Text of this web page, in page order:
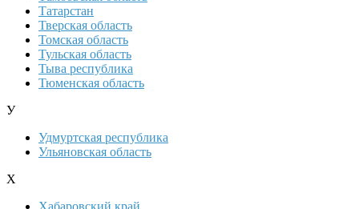
Татарстан
Тверская область
Томская область
Тульская область
Тыва республика
Тюменская область
У
Удмуртская республика
Ульяновская область
Х